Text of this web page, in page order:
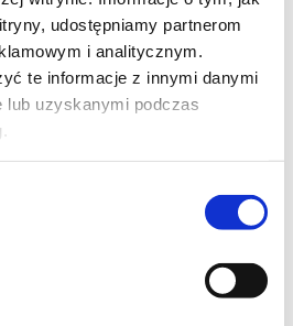
udostępniamy partnerom
i analitycznym.
te informacje z innymi danymi
lub uzyskanymi podczas